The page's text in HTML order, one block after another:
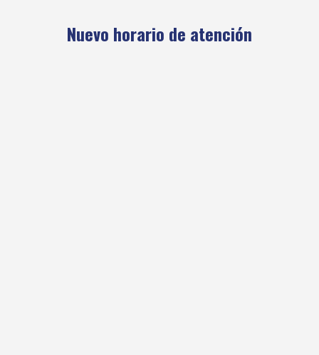
Nuevo horario de atención